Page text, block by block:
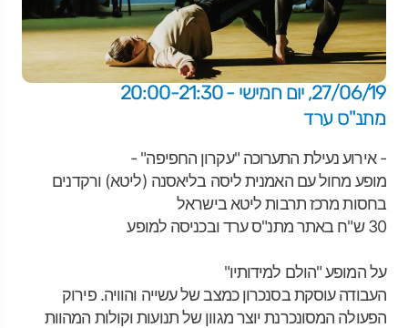
27/06/19, יום חמישי - 20:00-21:30
מתנ"ס ערד
- אירוע נעילת התערוכה "עקרון החפיפה" -
מופע מחול עם האמנית ליסה בליאסנה (ליטא) ורקדנים
בחסות מרכז תרבות ליטא בישראל
30 ש"ח באתר מתנ"ס ערד ובכניסה למופע
על המופע "הולם למידותיו"
העבודה עוסקת בסנכרון כמצב של עשייה והוויה. פירוק
הפעולה המסונכרנת יוצר מגוון של תנועות וקולות המהוות